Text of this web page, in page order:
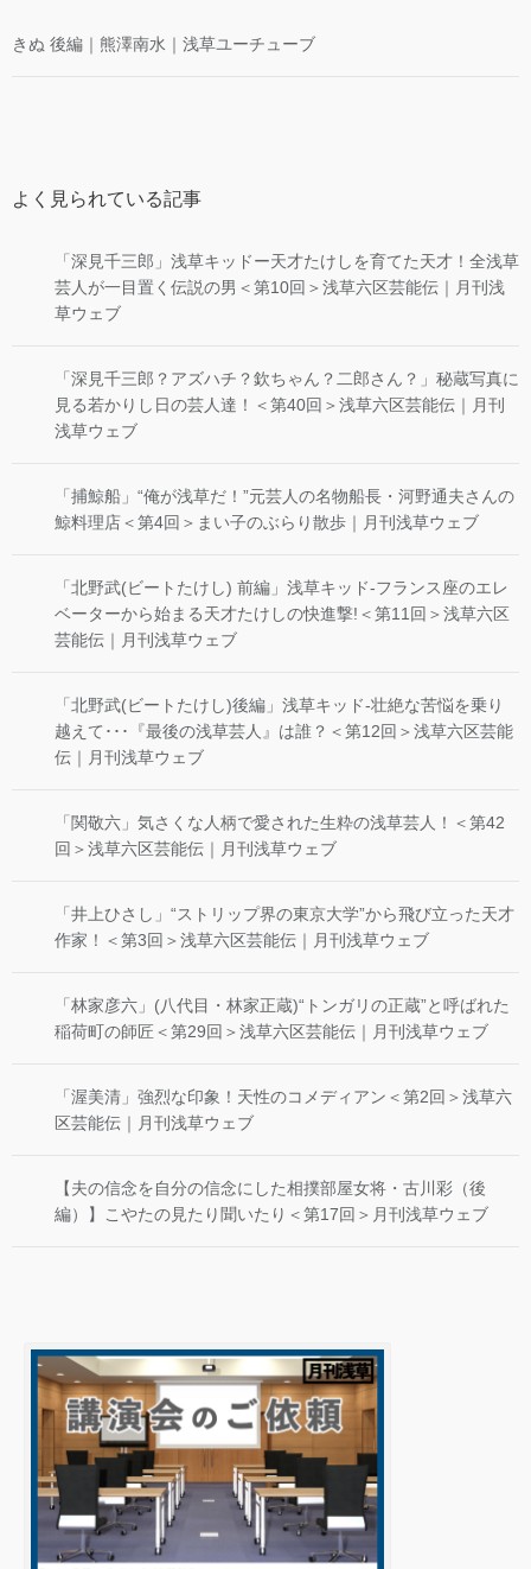
きぬ 後編｜熊澤南水｜浅草ユーチューブ
よく見られている記事
「深見千三郎」浅草キッドー天才たけしを育てた天才！全浅草
芸人が一目置く伝説の男＜第10回＞浅草六区芸能伝｜月刊浅
草ウェブ
「深見千三郎？アズハチ？欽ちゃん？二郎さん？」秘蔵写真に
見る若かりし日の芸人達！＜第40回＞浅草六区芸能伝｜月刊
浅草ウェブ
「捕鯨船」“俺が浅草だ！”元芸人の名物船長・河野通夫さんの
鯨料理店＜第4回＞まい子のぶらり散歩｜月刊浅草ウェブ
「北野武(ビートたけし) 前編」浅草キッド-フランス座のエレ
ベーターから始まる天才たけしの快進撃!＜第11回＞浅草六区
芸能伝｜月刊浅草ウェブ
「北野武(ビートたけし)後編」浅草キッド-壮絶な苦悩を乗り
越えて･･･『最後の浅草芸人』は誰？＜第12回＞浅草六区芸能
伝｜月刊浅草ウェブ
「関敬六」気さくな人柄で愛された生粋の浅草芸人！＜第42
回＞浅草六区芸能伝｜月刊浅草ウェブ
「井上ひさし」“ストリップ界の東京大学”から飛び立った天才
作家！＜第3回＞浅草六区芸能伝｜月刊浅草ウェブ
「林家彦六」(八代目・林家正蔵)“トンガリの正蔵”と呼ばれた
稲荷町の師匠＜第29回＞浅草六区芸能伝｜月刊浅草ウェブ
「渥美清」強烈な印象！天性のコメディアン＜第2回＞浅草六
区芸能伝｜月刊浅草ウェブ
【夫の信念を自分の信念にした相撲部屋女将・古川彩（後
編）】こやたの見たり聞いたり＜第17回＞月刊浅草ウェブ